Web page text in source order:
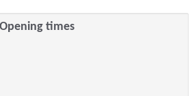
Opening times